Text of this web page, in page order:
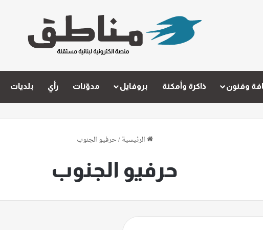
وفنون ذاكرة وأمكنة بروفايل مدوّنات رأي بلديات
الرئيسية/حرفيو الجنوب
حرفيو الجنوب